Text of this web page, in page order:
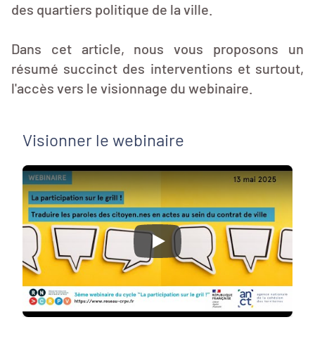
des quartiers politique de la ville.
Dans cet article, nous vous proposons un
résumé succinct des interventions et surtout,
l'accès vers le visionnage du webinaire.
Visionner le webinaire
Play